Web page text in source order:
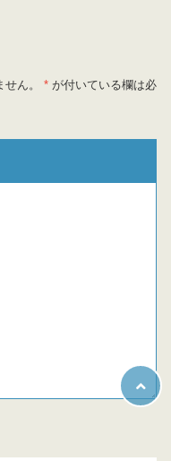
ん。 * が付いている欄は必